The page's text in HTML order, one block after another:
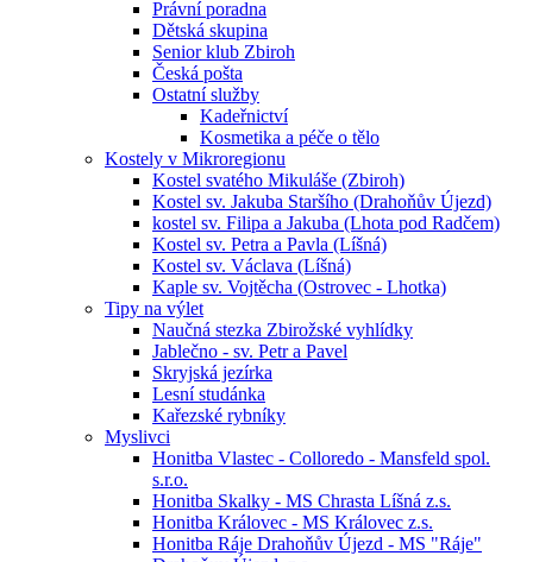
Právní poradna
Dětská skupina
Senior klub Zbiroh
Česká pošta
Ostatní služby
Kadeřnictví
Kosmetika a péče o tělo
Kostely v Mikroregionu
Kostel svatého Mikuláše (Zbiroh)
Kostel sv. Jakuba Staršího (Drahoňův Újezd)
kostel sv. Filipa a Jakuba (Lhota pod Radčem)
Kostel sv. Petra a Pavla (Líšná)
Kostel sv. Václava (Líšná)
Kaple sv. Vojtěcha (Ostrovec - Lhotka)
Tipy na výlet
Naučná stezka Zbirožské vyhlídky
Jablečno - sv. Petr a Pavel
Skryjská jezírka
Lesní studánka
Kařezské rybníky
Myslivci
Honitba Vlastec - Colloredo - Mansfeld spol.
s.r.o.
Honitba Skalky - MS Chrasta Líšná z.s.
Honitba Královec - MS Královec z.s.
Honitba Ráje Drahoňův Újezd - MS "Ráje"